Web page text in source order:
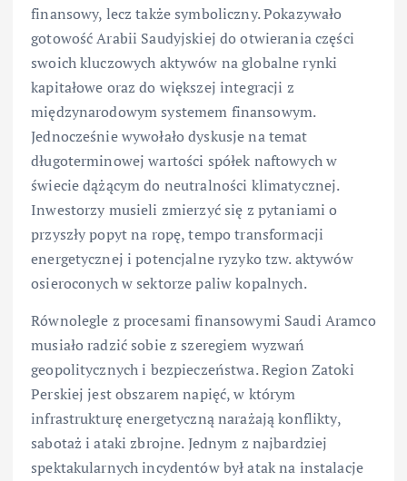
finansowy, lecz także symboliczny. Pokazywało
gotowość Arabii Saudyjskiej do otwierania części
swoich kluczowych aktywów na globalne rynki
kapitałowe oraz do większej integracji z
międzynarodowym systemem finansowym.
Jednocześnie wywołało dyskusje na temat
długoterminowej wartości spółek naftowych w
świecie dążącym do neutralności klimatycznej.
Inwestorzy musieli zmierzyć się z pytaniami o
przyszły popyt na ropę, tempo transformacji
energetycznej i potencjalne ryzyko tzw. aktywów
osieroconych w sektorze paliw kopalnych.
Równolegle z procesami finansowymi Saudi Aramco
musiało radzić sobie z szeregiem wyzwań
geopolitycznych i bezpieczeństwa. Region Zatoki
Perskiej jest obszarem napięć, w którym
infrastrukturę energetyczną narażają konflikty,
sabotaż i ataki zbrojne. Jednym z najbardziej
spektakularnych incydentów był atak na instalacje